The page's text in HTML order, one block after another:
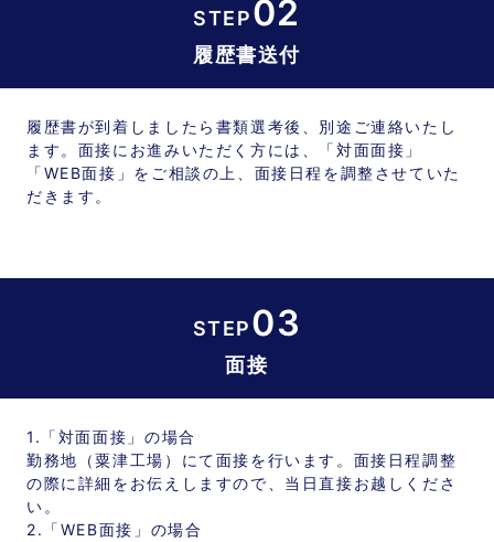
STEP02
履歴書送付
履歴書が到着しましたら書類選考後、別途ご連絡いたし
ます。面接にお進みいただく方には、「対面面接」
「WEB面接」をご相談の上、面接日程を調整させていた
だきます。
STEP03
面接
1.「対面面接」の場合
勤務地（粟津工場）にて面接を行います。面接日程調整
の際に詳細をお伝えしますので、当日直接お越しくださ
い。
2.「WEB面接」の場合